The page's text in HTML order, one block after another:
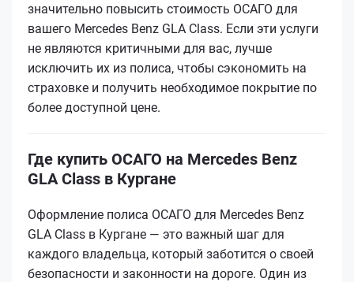
значительно повысить стоимость ОСАГО для
вашего Mercedes Benz GLA Class. Если эти услуги
не являются критичными для вас, лучше
исключить их из полиса, чтобы сэкономить на
страховке и получить необходимое покрытие по
более доступной цене.
Где купить ОСАГО на Mercedes Benz
GLA Class в Кургане
Оформление полиса ОСАГО для Mercedes Benz
GLA Class в Кургане — это важный шаг для
каждого владельца, который заботится о своей
безопасности и законности на дороге. Один из